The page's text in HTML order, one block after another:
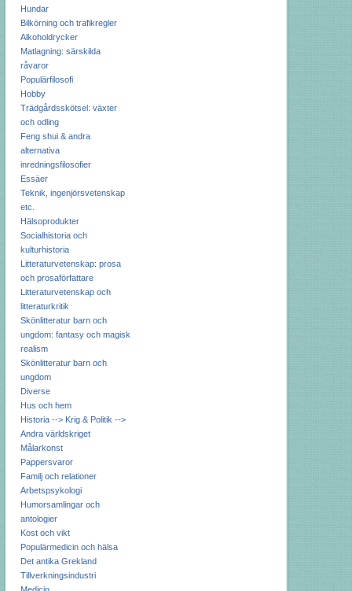
Hundar
Bilkörning och trafikregler
Alkoholdrycker
Matlagning: särskilda
råvaror
Populärfilosofi
Hobby
Trädgårdsskötsel: växter
och odling
Feng shui & andra
alternativa
inredningsfilosofier
Essäer
Teknik, ingenjörsvetenskap
etc.
Hälsoprodukter
Socialhistoria och
kulturhistoria
Litteraturvetenskap: prosa
och prosaförfattare
Litteraturvetenskap och
litteraturkritik
Skönlitteratur barn och
ungdom: fantasy och magisk
realism
Skönlitteratur barn och
ungdom
Diverse
Hus och hem
Historia --> Krig & Politik -->
Andra världskriget
Målarkonst
Pappersvaror
Familj och relationer
Arbetspsykologi
Humorsamlingar och
antologier
Kost och vikt
Populärmedicin och hälsa
Det antika Grekland
Tillverkningsindustri